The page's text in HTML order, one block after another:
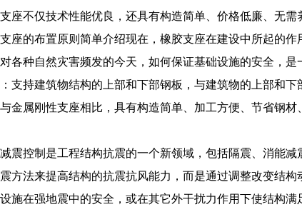
座不仅技术性能优良，还具有构造简单、价格低廉、无需
座的布置原则简单介绍现在，橡胶支座在建设中所起的
各种自然灾害频发的今天，如何保证基础设施的安全，是
：支持建筑物结构的上部和下部钢板，与建筑物的上部和下
金属刚性支座相比，具有构造简单、加工方便、节省钢材
震控制是工程结构抗震的一个新领域，包括隔震、消能
方法来提高结构的抗震抗风能力，而是通过调整改变结
施在强地震中的安全，或在其它外干扰力作用下使结构